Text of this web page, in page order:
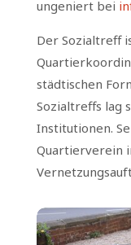
ungeniert bei
Der Sozialtreff
städtischen
Sozialtreffs lag
Institutionen.
Quartierverein